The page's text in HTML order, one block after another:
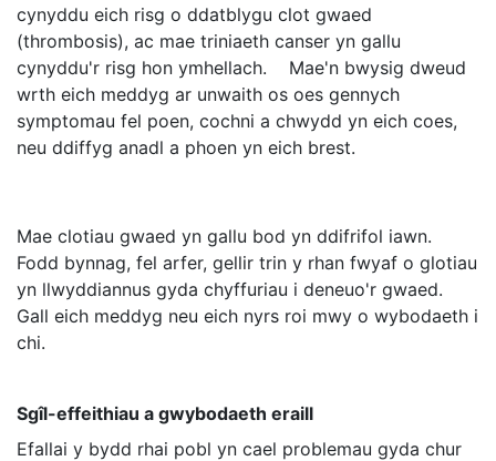
cynyddu eich risg o ddatblygu clot gwaed
(thrombosis), ac mae triniaeth canser yn gallu
cynyddu'r risg hon ymhellach. Mae'n bwysig dweud
wrth eich meddyg ar unwaith os oes gennych
symptomau fel poen, cochni a chwydd yn eich coes,
neu ddiffyg anadl a phoen yn eich brest.
Mae clotiau gwaed yn gallu bod yn ddifrifol iawn.
Fodd bynnag, fel arfer, gellir trin y rhan fwyaf o glotiau
yn llwyddiannus gyda chyffuriau i deneuo'r gwaed.
Gall eich meddyg neu eich nyrs roi mwy o wybodaeth i
chi.
Sgîl-effeithiau a gwybodaeth eraill
Efallai y bydd rhai pobl yn cael problemau gyda chur